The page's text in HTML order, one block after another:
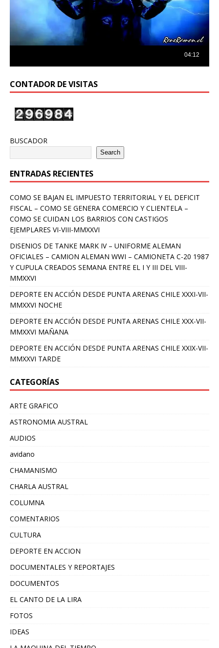
CONTADOR DE VISITAS
BUSCADOR
Search
ENTRADAS RECIENTES
COMO SE BAJAN EL IMPUESTO TERRITORIAL Y EL DEFICIT
FISCAL – COMO SE GENERA COMERCIO Y CLIENTELA –
COMO SE CUIDAN LOS BARRIOS CON CASTIGOS
EJEMPLARES VI-VIII-MMXXVI
DISENIOS DE TANKE MARK IV – UNIFORME ALEMAN
OFICIALES – CAMION ALEMAN WWI – CAMIONETA C-20 1987
Y CUPULA CREADOS SEMANA ENTRE EL I Y III DEL VIII-
MMXXVI
DEPORTE EN ACCIÓN DESDE PUNTA ARENAS CHILE XXXI-VII-
MMXXVI NOCHE
DEPORTE EN ACCIÓN DESDE PUNTA ARENAS CHILE XXX-VII-
MMXXVI MAÑANA
DEPORTE EN ACCIÓN DESDE PUNTA ARENAS CHILE XXIX-VII-
MMXXVI TARDE
CATEGORÍAS
ARTE GRAFICO
ASTRONOMIA AUSTRAL
AUDIOS
avidano
CHAMANISMO
CHARLA AUSTRAL
COLUMNA
COMENTARIOS
CULTURA
DEPORTE EN ACCION
DOCUMENTALES Y REPORTAJES
DOCUMENTOS
EL CANTO DE LA LIRA
FOTOS
IDEAS